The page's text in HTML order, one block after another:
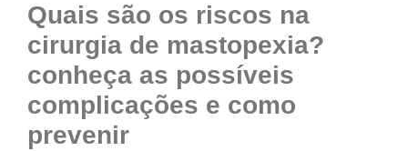
quais são os riscos na
cirurgia de mastopexia?
conheça as possíveis
complicações e como
prevenir